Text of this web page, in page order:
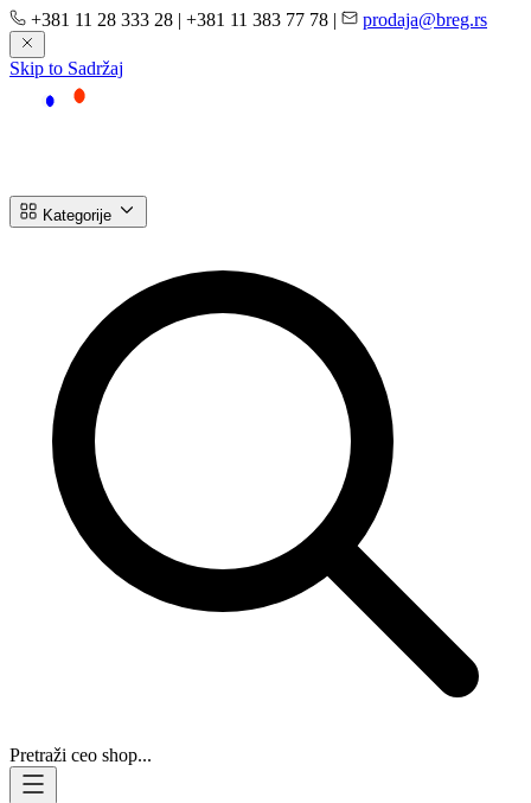
+381 11 28 333 28 | +381 11 383 77 78 | prodaja@breg.rs
Skip to Sadržaj
Kategorije
Pretraži ceo shop...